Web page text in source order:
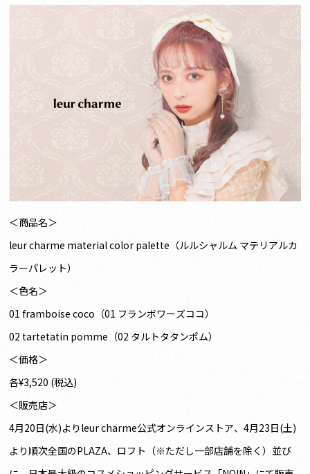
＜商品名＞
leur charme material color palette（ルルシャルム マテリアルカ
ラーパレット）
＜色名＞
01 framboise coco（01 フランボワーズココ）
02 tartetatin pomme（02 タルトタタンポム）
＜価格＞
各¥3,520 (税込)
＜販売店＞
4月20日(水)よりleur charme公式オンラインストア、4月23日(土)
より順次全国のPLAZA、ロフト（※ただし一部店舗を除く）並び